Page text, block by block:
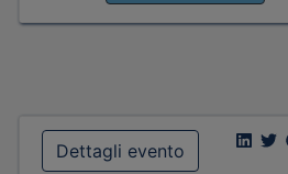
Dettagli evento